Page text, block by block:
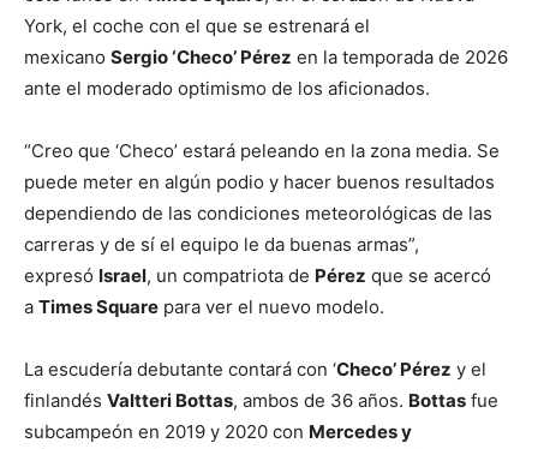
York, el coche con el que se estrenará el
mexicano Sergio ‘Checo’ Pérez en la temporada de 2026
ante el moderado optimismo de los aficionados.
“Creo que ‘Checo’ estará peleando en la zona media. Se
puede meter en algún podio y hacer buenos resultados
dependiendo de las condiciones meteorológicas de las
carreras y de sí el equipo le da buenas armas”,
expresó Israel, un compatriota de Pérez que se acercó
a Times Square para ver el nuevo modelo.
La escudería debutante contará con ‘Checo’ Pérez y el
finlandés Valtteri Bottas, ambos de 36 años. Bottas fue
subcampeón en 2019 y 2020 con Mercedes y